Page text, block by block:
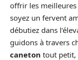
offrir les
soyez un fervent
débutiez dans
guidons à travers
caneton tout petit,